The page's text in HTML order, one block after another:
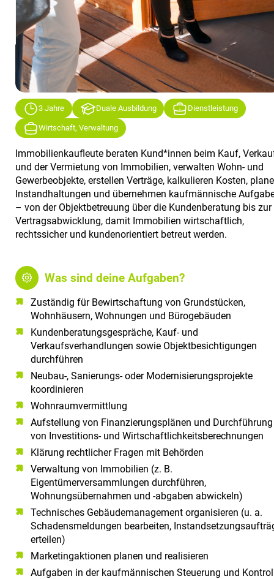
3 Jahre Duale Ausbildung Dienstleistung
Wirtschaft, Verwaltung
Immobilienkaufleute beraten Kund*innen beim Kauf,
und der Vermietung von Immobilien, verwalten Wohn- und
Gewerbeobjekte, erstellen Verträge, kalkulieren Kosten,
Instandhaltungen und übernehmen kaufmännische
– von der Objektbetreuung über die Kundenberatung bis zur
Vertragsabwicklung, damit Immobilien wirtschaftlich,
rechtssicher und kundenorientiert betreut werden.
Was sind deine Aufgaben?
Zuständig für Bewirtschaftung von Grundstücken,
Wohnhäusern, Wohnungen und Bürogebäuden
Kundenberatungsgespräche, Kauf- und
Verkaufsverhandlungen sowie Objektbesichtigungen
durchführen
Neubau-, Sanierungs- oder Modernisierungsprojekte
koordinieren
Wohnraumvermittlung
Aufstellung von Finanzierungsplänen und Durchführung
von Investitions- und Wirtschaftlichkeitsberechnungen
Klärung rechtlicher Fragen mit Behörden
Verwaltung von Immobilien (z. B.
Eigentümerversammlungen durchführen,
Wohnungsübernahmen und ‑abgaben abwickeln)
Technisches Gebäudemanagement organisieren (u. a.
Schadensmeldungen bearbeiten,
erteilen)
Marketingaktionen planen und realisieren
Aufgaben in der kaufmännischen Steuerung und